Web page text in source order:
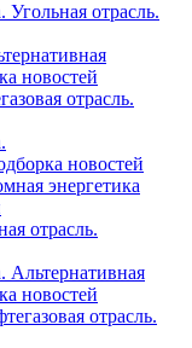
отрасль.
новостей
отрасль.
новостей
энергетика
отрасль.
Альтернативная
новостей
отрасль.